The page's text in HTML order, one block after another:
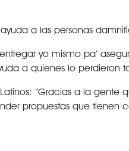
a las personas
yo mismo pa’
a quienes lo perdieron
“Gracias a la gente
propuestas que tienen